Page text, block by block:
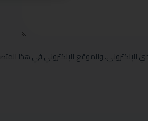
الإلكتروني، والموقع الإلكتروني في هذا